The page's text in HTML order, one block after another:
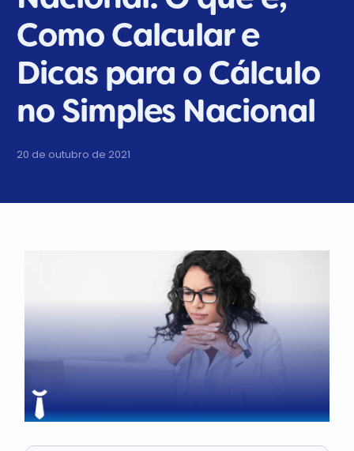
Como Calcular e
Dicas para o Cálculo
no Simples Nacional
20 de outubro de 2021